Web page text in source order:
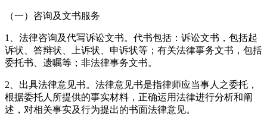
（一）咨询及文书服务
1、法律咨询及代写诉讼文书。代书包括：诉讼文书，包括起
诉状、答辩状、上诉状、申诉状等；有关法律事务文书，包括
委托书、遗嘱等；非法律事务文书。
2、出具法律意见书。法律意见书是指律师应当事人之委托，
根据委托人所提供的事实材料，正确运用法律进行分析和阐
述，对相关事实及行为提出的书面法律意见。